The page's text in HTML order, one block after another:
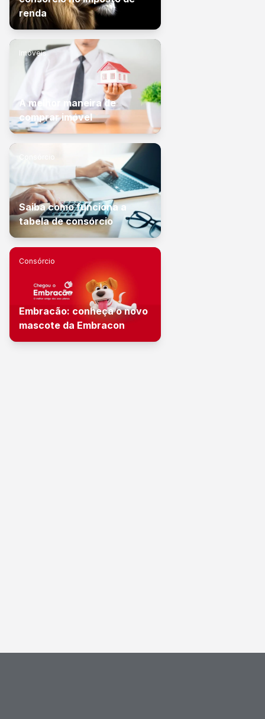
renda
Imóveis
A melhor maneira de
comprar imóvel
Saiba como funciona a
tabela de consórcio
Consórcio
Embracão: conheça o novo
mascote da Embracon